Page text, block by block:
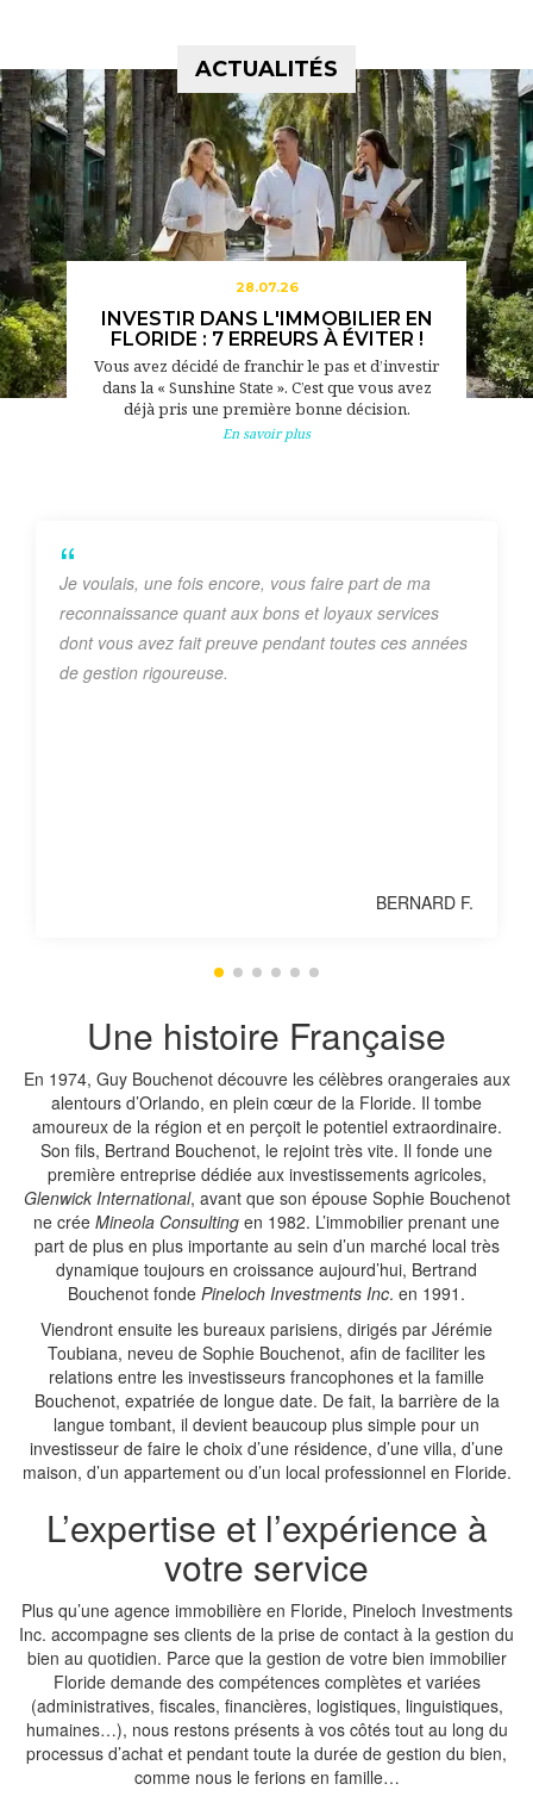
ACTUALITÉS
28.07.26
INVESTIR DANS L'IMMOBILIER EN
FLORIDE : 7 ERREURS À ÉVITER !
Vous avez décidé de franchir le pas et d’investir
dans la « Sunshine State ». C’est que vous avez
déjà pris une première bonne décision.
En savoir plus
Je voulais, une fois encore, vous faire part de ma
reconnaissance quant aux bons et loyaux services
dont vous avez fait preuve pendant toutes ces années
de gestion rigoureuse.
BERNARD F.
Une histoire Française
En 1974, Guy Bouchenot découvre les célèbres orangeraies aux
alentours d’Orlando, en plein cœur de la Floride. Il tombe
amoureux de la région et en perçoit le potentiel extraordinaire.
Son fils, Bertrand Bouchenot, le rejoint très vite. Il fonde une
première entreprise dédiée aux investissements agricoles,
Glenwick International, avant que son épouse Sophie Bouchenot
ne crée Mineola Consulting en 1982. L’immobilier prenant une
part de plus en plus importante au sein d’un marché local très
dynamique toujours en croissance aujourd’hui, Bertrand
Bouchenot fonde Pineloch Investments Inc. en 1991.
Viendront ensuite les bureaux parisiens, dirigés par Jérémie
Toubiana, neveu de Sophie Bouchenot, afin de faciliter les
relations entre les investisseurs francophones et la famille
Bouchenot, expatriée de longue date. De fait, la barrière de la
langue tombant, il devient beaucoup plus simple pour un
investisseur de faire le choix d’une résidence, d’une villa, d’une
maison, d’un appartement ou d’un local professionnel en Floride.
L’expertise et l’expérience à
votre service
Plus qu’une agence immobilière en Floride, Pineloch Investments
Inc. accompagne ses clients de la prise de contact à la gestion du
bien au quotidien. Parce que la gestion de votre bien immobilier
Floride demande des compétences complètes et variées
(administratives, fiscales, financières, logistiques, linguistiques,
humaines…), nous restons présents à vos côtés tout au long du
processus d’achat et pendant toute la durée de gestion du bien,
comme nous le ferions en famille…